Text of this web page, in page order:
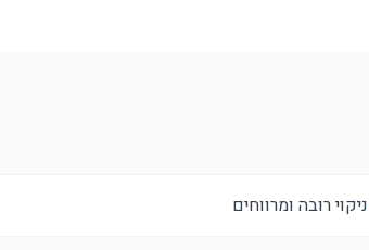
ניקוי רובה ומרווחים